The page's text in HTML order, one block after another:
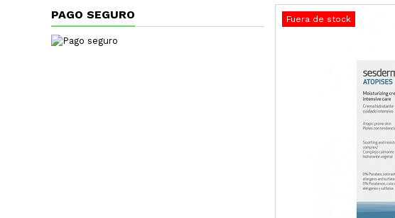
PAGO SEGURO Fuera de stock